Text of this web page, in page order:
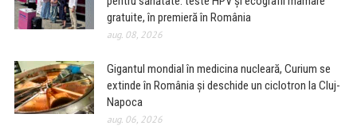
gratuite, în premieră în România
aug. 08, 2026
Gigantul mondial în medicina nucleară, Curium se
extinde în România și deschide un ciclotron la Cluj-
Napoca
aug. 06, 2026